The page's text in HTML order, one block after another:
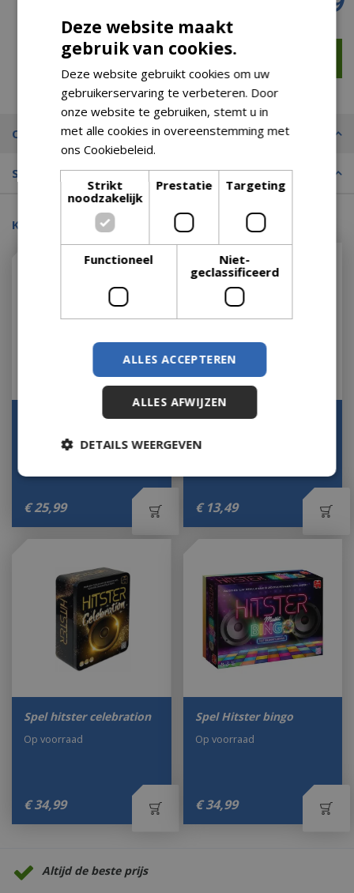
Omschrijving
Specificaties
Kijk ook eens naar:
Spel Hitster 100% NL
€25,99
Op voorraad
Spel Hitster soundtracks
€ 13,49
Op voorraad
Spel hitster celebration
€ 34,99
Op voorraad
Spel Hitster bingo
€ 34,99
Op voorraad
Altijd de beste prijs
Deze website maakt
gebruik van cookies.
Deze website gebruikt cookies om uw
gebruikerservaring te verbeteren. Door
onze website te gebruiken, stemt u in
met alle cookies in overeenstemming met
ons Cookiebeleid.
Strikt
noodzakelijk
Prestatie Targeting
Functioneel
Niet-
geclassificeerd
ALLES ACCEPTEREN
ALLES AFWIJZEN
DETAILS WEERGEVEN